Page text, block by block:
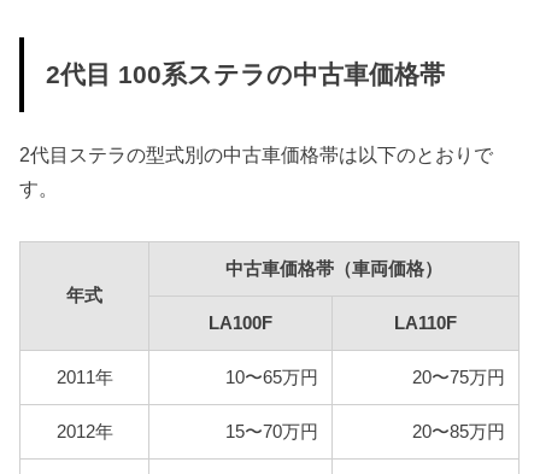
2代目 100系ステラの中古車価格帯
2代目ステラの型式別の中古車価格帯は以下のとおりで
す。
年式
中古車価格帯（車両価格）
LA100F LA110F
2011年 10〜65万円 20〜75万円
2012年 15〜70万円 20〜85万円